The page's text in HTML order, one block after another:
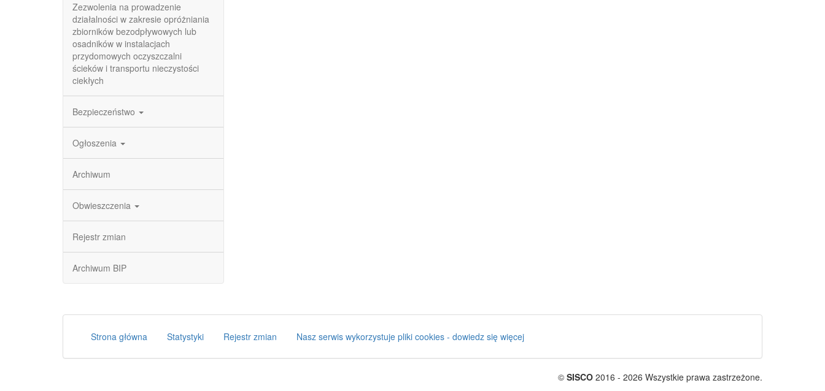
Zezwolenia na prowadzenie
działalności w zakresie opróżniania
zbiorników bezodpływowych lub
osadników w instalacjach
przydomowych oczyszczalni
ścieków i transportu nieczystości
ciekłych
Bezpieczeństwo
Ogłoszenia
Archiwum
Obwieszczenia
Rejestr zmian
Archiwum BIP
Strona główna Statystyki Rejestr zmian Nasz serwis wykorzystuje pliki cookies - dowiedz się więcej
© SISCO 2016 - 2026 Wszystkie prawa zastrzeżone.